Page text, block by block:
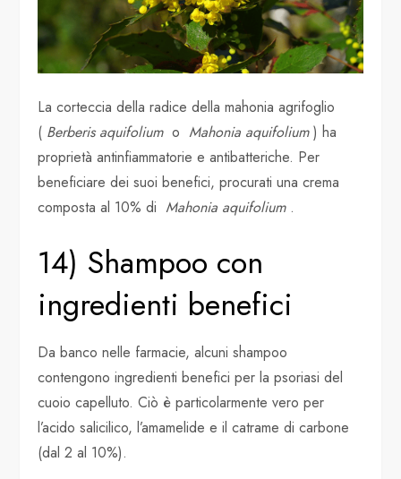
La corteccia della radice della mahonia agrifoglio
( Berberis aquifolium o Mahonia aquifolium) ha
proprietà antinfiammatorie e antibatteriche. Per
beneficiare dei suoi benefici, procurati una crema
composta al 10% diMahonia aquifolium.
14) Shampoo con
ingredienti benefici
Da banco nelle farmacie, alcuni shampoo
contengono ingredienti benefici per la psoriasi del
cuoio capelluto. Ciò è particolarmente vero per
l’acido salicilico, l’amamelide e il catrame di carbone
(dal 2 al 10%).